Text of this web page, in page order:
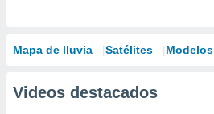
Mapa de lluvia Satélites Modelos
Videos destacados